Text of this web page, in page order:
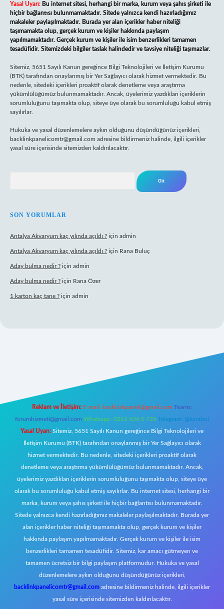
Yasal Uyarı: Bu internet sitesi, herhangi bir marka, kurum veya şahıs şirketi ile
hiçbir bağlantısı bulunmamaktadır. Sitede yalnızca kendi hazırladığımız
makaleler paylaşılmaktadır. Burada yer alan içerikler haber niteliği
taşımamakta olup, gerçek kurum ve kişiler hakkında paylaşım
yapılmamaktadır. Gerçek kurum ve kişiler ile isim benzerlikleri tamamen
tesadüfidir. Sitemizdeki bilgiler taslak halindedir ve tavsiye niteliği taşımazlar.
Sitemiz, 5651 Sayılı Kanun gereğince Bilgi Teknolojileri ve İletişim Kurumu
(BTK) tarafından onaylanmış bir Yer Sağlayıcı olarak hizmet vermektedir. Bu
nedenle, sitedeki içerikleri proaktif olarak denetleme veya araştırma
yükümlülüğümüz bulunmamaktadır. Ancak, üyelerimiz yazdıkları içeriklerin
sorumluluğunu taşımakta olup, siteye üye olarak bu sorumluluğu kabul etmiş
sayılırlar.
Hukuka ve yasal düzenlemelere aykırı olduğunu düşündüğünüz içerikleri,
backlinkpanelicomtr@gmail.com adresine bildirmeniz halinde, ilgili içerikler
yasal süre içerisinde sitemizden kaldırılacaktır.
SON YORUMLAR
Antalya Akvaryum kaç yılında açıldı ? için admin
Antalya Akvaryum kaç yılında açıldı ? için Rana Buluç
Aday bulma nedir ? için admin
Aday bulma nedir ? için Rana Özer
1 karton kaç tane ? için admin
Reklam ve İletişim: E-mail: backlinkpaneli@gmail.com Teams:
forumhizmeti@gmail.com Whatsapp: 0262 606 0 726 Telegram: @karabul
Yasal Uyarı: Sitemiz, 5651 Sayılı Kanun gereğince Bilgi Teknolojileri ve
İletişim Kurumu (BTK) tarafından onaylanmış bir Yer Sağlayıcı olarak
hizmet vermektedir. Bu nedenle, sitedeki içerikleri proaktif olarak
denetleme veya araştırma yükümlülüğümüz bulunmamaktadır. Ancak,
üyelerimiz yazdıkları içeriklerin sorumluluğunu taşımakta olup, siteye üye
olarak bu sorumluluğu kabul etmiş sayılırlar. Bu internet sitesi, herhangi bir
marka, kurum veya şahıs şirketi ile hiçbir bağlantısı bulunmamaktadır.
Sitede yalnızca kendi hazırladığımız makaleler paylaşılmaktadır. Burada yer
alan içerikler haber niteliği taşımamakta olup, gerçek kurum ve kişiler
hakkında paylaşım yapılmamaktadır. Gerçek kurum ve kişiler ile isim
benzerlikleri tamamen tesadüfidir. Sitemiz, kar amacı gütmeyen ve
tamamen ücretsiz bir bilgi paylaşım platformudur. Hukuka ve yasal
düzenlemelere aykırı olduğunu düşündüğünüz içerikleri,
backlinkpanelicomtr@gmail.com adresine bildirmeniz halinde, ilgili içerikler
yasal süre içerisinde sitemizden kaldırılacaktır.